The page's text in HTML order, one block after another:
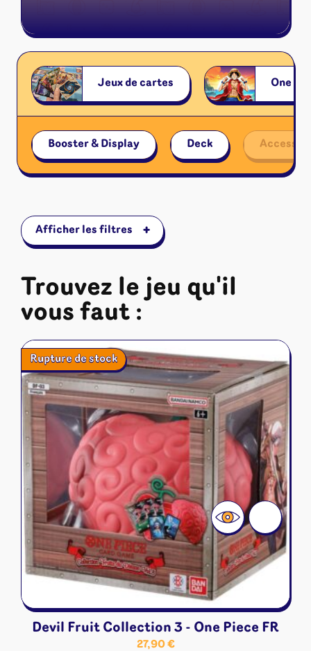
Autres
Jeux de cartes One
Booster & Display Deck
Afficher les filtres +
Trouvez le jeu qu'il
vous faut :
Rupture de stock
Devil Fruit Collection 3 - One Piece FR
27,90€